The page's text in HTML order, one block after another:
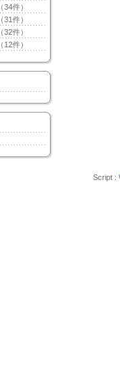
（34件）
（31件）
（32件）
（12件）
Script :